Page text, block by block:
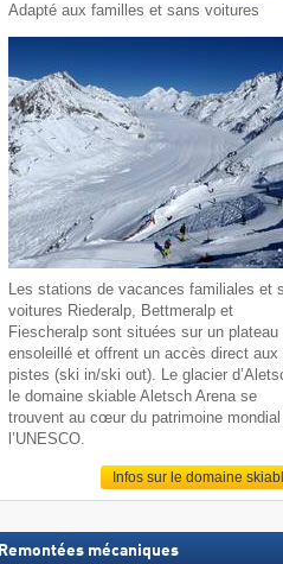
Adapté aux familles et sans voitures
Les stations de vacances familiales et
voitures Riederalp, Bettmeralp et
Fiescheralp sont situées sur un plateau
ensoleillé et offrent un accès direct aux
pistes (ski in/ski out). Le glacier
le domaine skiable Aletsch Arena se
trouvent au cœur du patrimoine
l’UNESCO.
Infos sur le domaine
Remontées mécaniques